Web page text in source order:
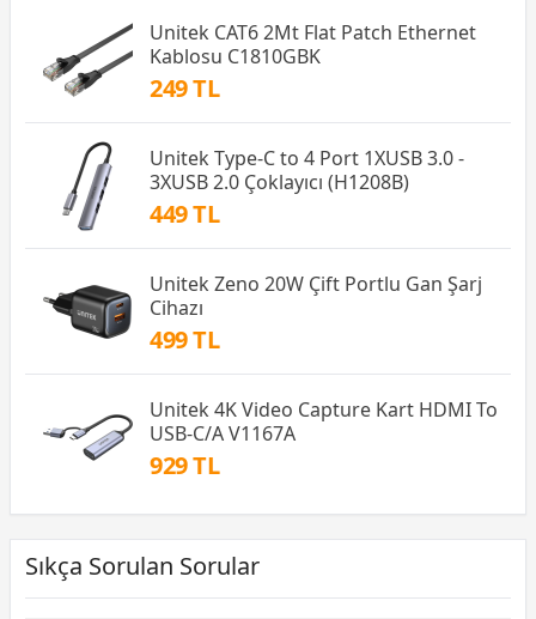
Unitek CAT6 2Mt Flat Patch Ethernet
Kablosu C1810GBK
249 TL
Unitek Type-C to 4 Port 1XUSB 3.0 -
3XUSB 2.0 Çoklayıcı (H1208B)
449 TL
Unitek Zeno 20W Çift Portlu Gan Şarj
Cihazı
499 TL
Unitek 4K Video Capture Kart HDMI To
USB-C/A V1167A
929 TL
Sıkça Sorulan Sorular